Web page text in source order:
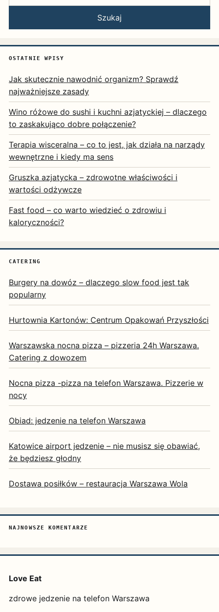
Szukaj
OSTATNIE WPISY
Jak skutecznie nawodnić organizm? Sprawdź
najważniejsze zasady
Wino różowe do sushi i kuchni azjatyckiej – dlaczego
to zaskakująco dobre połączenie?
Terapia wisceralna – co to jest, jak działa na narządy
wewnętrzne i kiedy ma sens
Gruszka azjatycka – zdrowotne właściwości i
wartości odżywcze
Fast food – co warto wiedzieć o zdrowiu i
kaloryczności?
CATERING
Burgery na dowóz – dlaczego slow food jest tak
popularny
Hurtownia Kartonów: Centrum Opakowań Przyszłości
Warszawska nocna pizza – pizzeria 24h Warszawa.
Catering z dowozem
Nocna pizza -pizza na telefon Warszawa. Pizzerie w
nocy
Obiad: jedzenie na telefon Warszawa
Katowice airport jedzenie – nie musisz się obawiać,
że będziesz głodny
Dostawa posiłków – restauracja Warszawa Wola
NAJNOWSZE KOMENTARZE
Love Eat
zdrowe jedzenie na telefon Warszawa